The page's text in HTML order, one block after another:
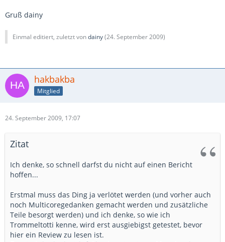
Gruß dainy
Einmal editiert, zuletzt vondainy(24. September 2009)
hakbakba
Mitglied
24. September 2009, 17:07
Zitat
Ich denke, so schnell darfst du nicht auf einen Bericht
hoffen...
Erstmal muss das Ding ja verlötet werden (und vorher auch
noch Multicoregedanken gemacht werden und zusätzliche
Teile besorgt werden) und ich denke, so wie ich
Trommeltotti kenne, wird erst ausgiebigst getestet, bevor
hier ein Review zu lesen ist.